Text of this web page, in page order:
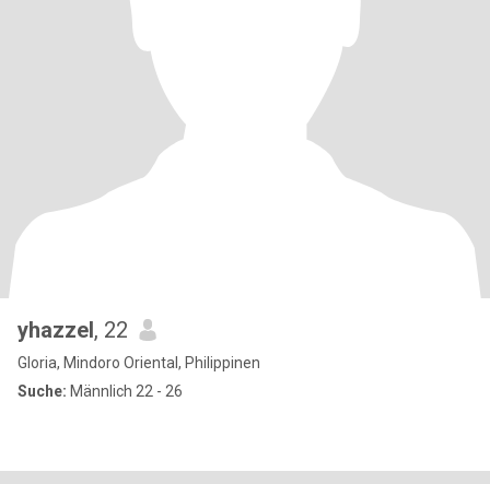
yhazzel, 22
Gloria, Mindoro Oriental, Philippinen
Suche: Männlich 22 - 26